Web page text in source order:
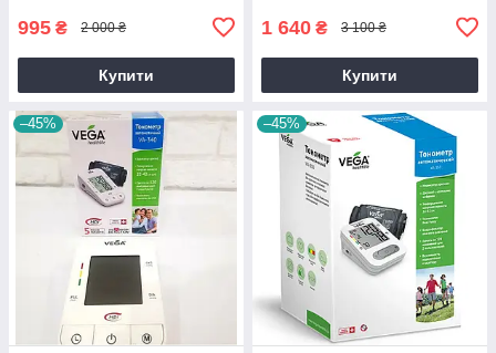
995 ₴ 2 000 ₴
Купити
1 640 ₴ 3 100 ₴
Купити
–45% –45%